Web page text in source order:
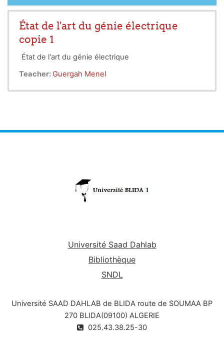
État de l'art du génie électrique
copie 1
État de l'art du génie électrique
Teacher: Guergah Menel
Université Saad Dahlab
Bibliothèque
SNDL
Université SAAD DAHLAB de BLIDA route de SOUMAA BP
270 BLIDA(09100) ALGERIE
025.43.38.25-30